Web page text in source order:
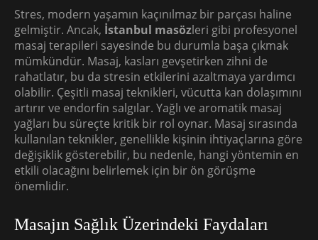
Stres, modern yaşamın kaçınılmaz bir parçası haline
gelmiştir. Ancak, İstanbul masözleri gibi profesyonel
masaj terapileri sayesinde bu durumla başa çıkmak
mümkündür. Masaj, kasları gevşetirken zihni de
rahatlatır, bu da stresin etkilerini azaltmaya yardımcı
olabilir. Çeşitli masaj teknikleri, vücutta kan dolaşımını
artırır ve endorfin salgılar. Yağlı ve aromatik masaj
yağları bu süreçte kritik bir rol oynar. Masaj sırasında
kullanılan teknikler, genellikle kişinin ihtiyaçlarına göre
değişiklik gösterebilir, bu nedenle, hangi yöntemin en
etkili olacağını belirlemek için bir ön görüşme
önemlidir.
Masajın Sağlık Üzerindeki Faydaları